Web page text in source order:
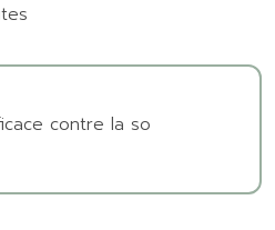
contre la so